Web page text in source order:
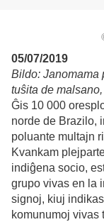
05/07/2019
Bildo: Janomama
tuŝita de
Ĝis 10 000
norde de Brazilo,
poluante multajn
Kvankam
indiĝena socio,
grupo vivas en la
signoj, kiuj
komunumoj vivas